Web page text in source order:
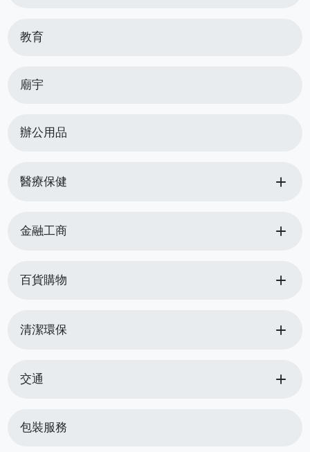
教育
廟宇
辦公用品
醫療保健 add
金融工商 add
百貨購物 add
清潔環保 add
交通 add
包裝服務